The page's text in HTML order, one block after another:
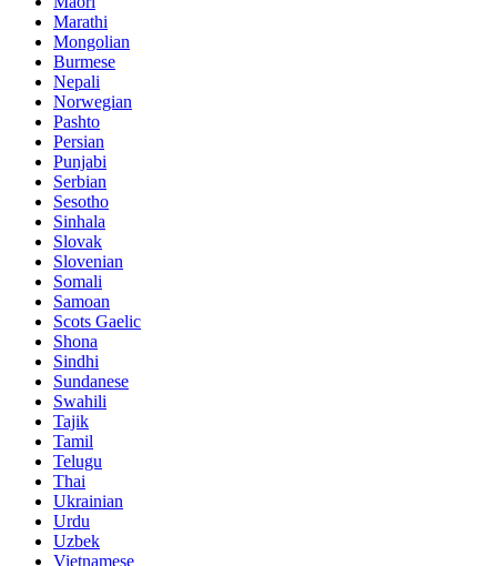
Marathi
Mongolian
Burmese
Nepali
Norwegian
Pashto
Persian
Punjabi
Serbian
Sesotho
Sinhala
Slovak
Slovenian
Somali
Samoan
Scots Gaelic
Shona
Sindhi
Sundanese
Swahili
Tajik
Tamil
Telugu
Thai
Ukrainian
Urdu
Uzbek
Vietnamese